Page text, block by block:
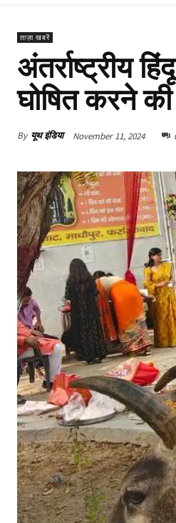
ताज़ा खबरें
अंतर्राष्ट्रीय
घोषित करने की
By यूथ इंडिया November 11, 2024